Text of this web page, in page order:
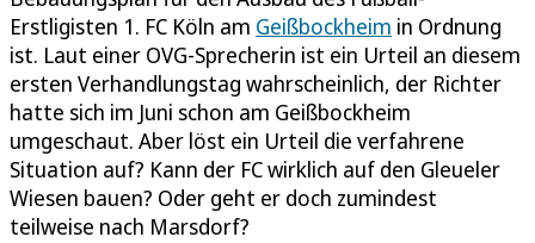
Erstligisten 1. FC Köln am Geißbockheim in Ordnung
ist. Laut einer OVG-Sprecherin ist ein Urteil an diesem
ersten Verhandlungstag wahrscheinlich, der Richter
hatte sich im Juni schon am Geißbockheim
umgeschaut. Aber löst ein Urteil die verfahrene
Situation auf? Kann der FC wirklich auf den Gleueler
Wiesen bauen? Oder geht er doch zumindest
teilweise nach Marsdorf?